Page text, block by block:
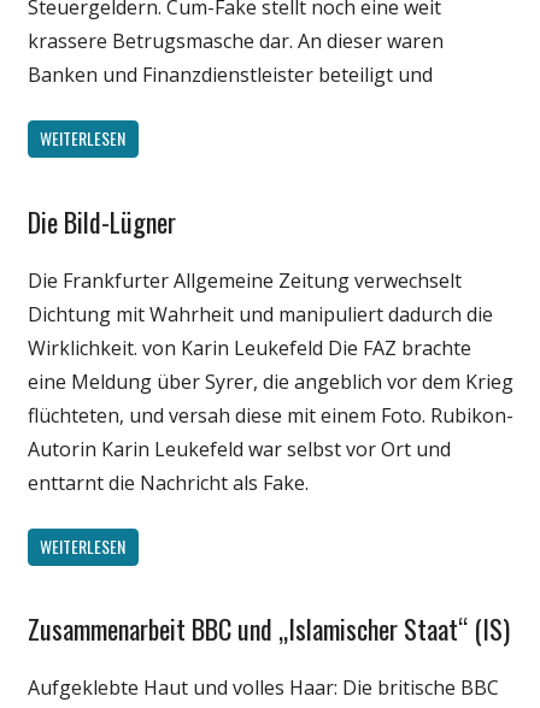
Steuergeldern. Cum-Fake stellt noch eine weit
krassere Betrugsmasche dar. An dieser waren
Banken und Finanzdienstleister beteiligt und
WEITERLESEN
Gesellschaft
Politik
Wissenschaft
Die Bild-Lügner
Die Frankfurter Allgemeine Zeitung verwechselt
Dichtung mit Wahrheit und manipuliert dadurch die
Wirklichkeit. von Karin Leukefeld Die FAZ brachte
eine Meldung über Syrer, die angeblich vor dem Krieg
flüchteten, und versah diese mit einem Foto. Rubikon-
Autorin Karin Leukefeld war selbst vor Ort und
enttarnt die Nachricht als Fake.
WEITERLESEN
Gesellschaft
Politik
Zusammenarbeit BBC und „Islamischer Staat“ (IS)
Aufgeklebte Haut und volles Haar: Die britische BBC